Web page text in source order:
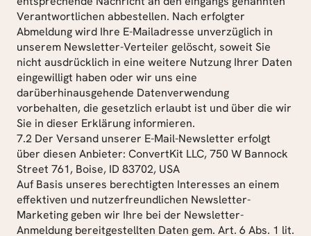
Verantwortlichen abbestellen. Nach erfolgter
Abmeldung wird Ihre E-Mailadresse unverzüglich in
unserem Newsletter-Verteiler gelöscht, soweit Sie
nicht ausdrücklich in eine weitere Nutzung Ihrer Daten
eingewilligt haben oder wir uns eine
darüberhinausgehende Datenverwendung
vorbehalten, die gesetzlich erlaubt ist und über die wir
Sie in dieser Erklärung informieren.
7.2 Der Versand unserer E-Mail-Newsletter erfolgt
über diesen Anbieter: ConvertKit LLC, 750 W Bannock
Street 761, Boise, ID 83702, USA
Auf Basis unseres berechtigten Interesses an einem
effektiven und nutzerfreundlichen Newsletter-
Marketing geben wir Ihre bei der Newsletter-
Anmeldung bereitgestellten Daten gem. Art. 6 Abs. 1 lit.